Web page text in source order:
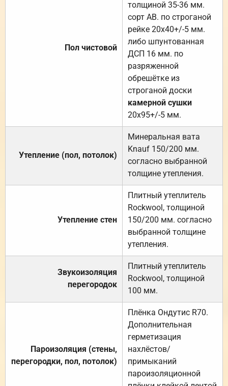
Пол чистовой
толщиной 35-36 мм.
сорт АВ. по строганой
рейке 20х40+/-5 мм.
либо шпунтованная
ДСП 16 мм. по
разряженной
обрешётке из
строганой доски
камерной сушки
20х95+/-5 мм.
Утепление (пол, потолок)
Минеральная вата
Knauf 150/200 мм.
согласно выбранной
толщине утепления.
Утепление стен
Плитный утеплитель
Rockwool, толщиной
150/200 мм. согласно
выбранной толщине
утепления.
Звукоизоляция
перегородок
Плитный утеплитель
Rockwool, толщиной
100 мм.
Пароизоляция (стены,
перегородки, пол, потолок)
Плёнка Ондутис R70.
Дополнительная
герметизация
нахлёстов/
примыканий
пароизоляционной